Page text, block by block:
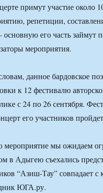
примут участие около
репетиции,
основную его часть
мероприятия.
данное бардовское
к 12 фестивалю
с 24 по 26 сентября.
его участников
мероприятие мы ожидаем
в Адыгею съехались
“Азиш-Тау” совпадает
ЮГА.ру.